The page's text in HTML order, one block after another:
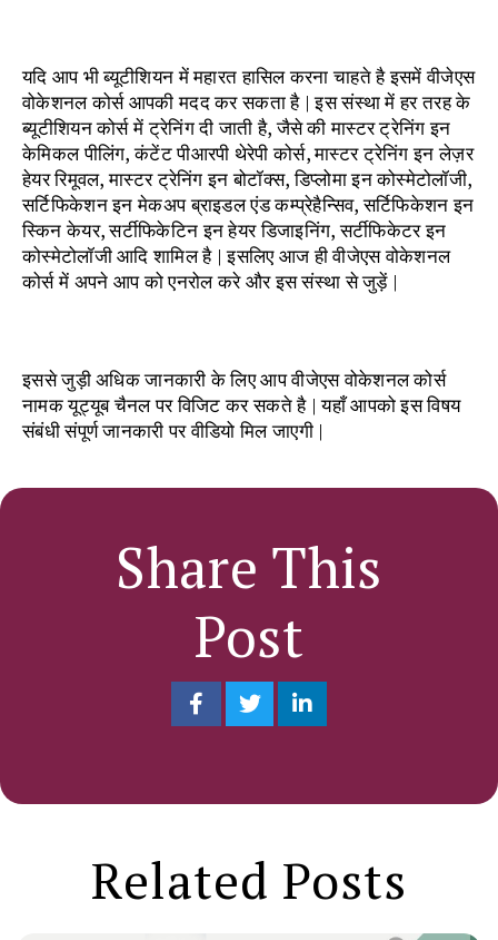
यदि आप भी ब्यूटीशियन में महारत हासिल करना चाहते है इसमें वीजेएस
वोकेशनल कोर्स आपकी मदद कर सकता है | इस संस्था में हर तरह के
ब्यूटीशियन कोर्स में ट्रेनिंग दी जाती है, जैसे की मास्टर ट्रेनिंग इन
केमिकल पीलिंग, कंटेंट पीआरपी थेरेपी कोर्स, मास्टर ट्रेनिंग इन लेज़र
हेयर रिमूवल, मास्टर ट्रेनिंग इन बोटॉक्स, डिप्लोमा इन कोस्मेटोलॉजी,
सर्टिफिकेशन इन मेकअप ब्राइडल एंड कम्प्रेहैन्सिव, सर्टिफिकेशन इन
स्किन केयर, सर्टीफिकेटिन इन हेयर डिजाइनिंग, सर्टीफिकेटर इन
कोस्मेटोलॉजी आदि शामिल है | इसलिए आज ही वीजेएस वोकेशनल
कोर्स में अपने आप को एनरोल करे और इस संस्था से जुड़ें |
इससे जुड़ी अधिक जानकारी के लिए आप वीजेएस वोकेशनल कोर्स
नामक यूट्यूब चैनल पर विजिट कर सकते है | यहाँ आपको इस विषय
संबंधी संपूर्ण जानकारी पर वीडियो मिल जाएगी |
Share This
Post
Related Posts